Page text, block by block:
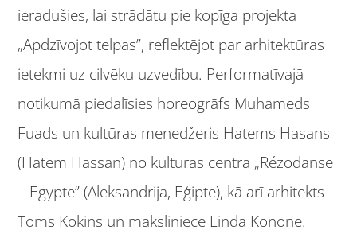
ieradušies, lai strādātu pie kopīga projekta
„Apdzīvojot telpas”, reflektējot par arhitektūras
ietekmi uz cilvēku uzvedību. Performatīvajā
notikumā piedalīsies horeogrāfs Muhameds
Fuads un kultūras menedžeris Hatems Hasans
(Hatem Hassan) no kultūras centra „Rézodanse
– Egypte” (Aleksandrija, Ēģipte), kā arī arhitekts
Toms Kokins un māksliniece Linda Konone.